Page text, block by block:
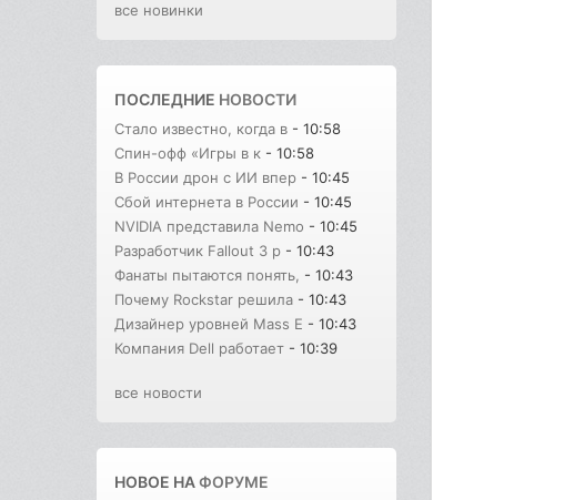
все новинки
ПОСЛЕДНИЕ НОВОСТИ
Стало известно, когда в - 10:58
Спин-офф «Игры в к - 10:58
В России дрон с ИИ впер - 10:45
Сбой интернета в России - 10:45
NVIDIA представила Nemo - 10:45
Разработчик Fallout 3 р - 10:43
Фанаты пытаются понять, - 10:43
Почему Rockstar решила - 10:43
Дизайнер уровней Mass E - 10:43
Компания Dell работает - 10:39
все новости
НОВОЕ НАФОРУМЕ